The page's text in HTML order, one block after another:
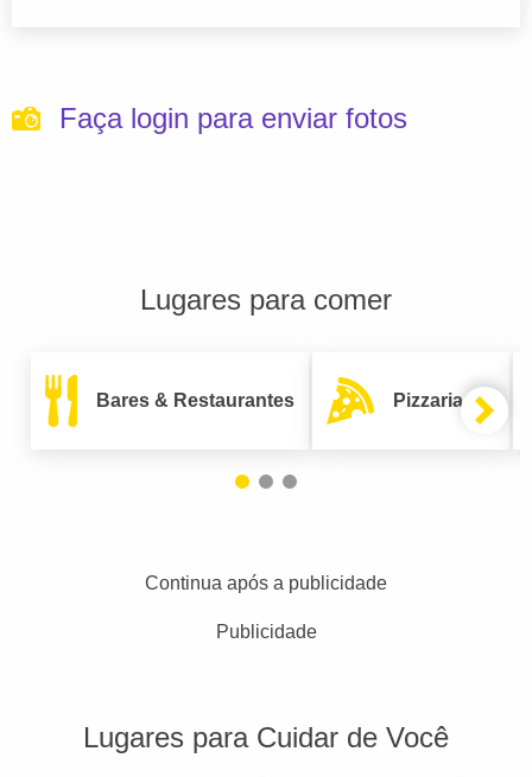
Faça login para enviar fotos
Lugares para comer
Bares & Restaurantes Pizzarias
Continua após a publicidade
Publicidade
Lugares para Cuidar de Você